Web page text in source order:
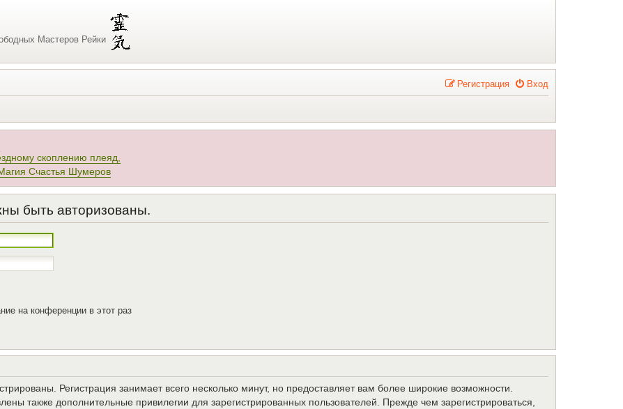
Мастеров Рейки
Вход
Регистрация
скоплению плеяд,
Счастья Шумеров
быть авторизованы.
на конференции в этот раз
Регистрация занимает всего несколько минут, но предоставляет вам более широкие возможности.
также дополнительные привилегии для зарегистрированных пользователей. Прежде чем зарегистрироваться,